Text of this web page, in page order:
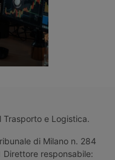
Trasporto e Logistica.
di Milano n. 284
responsabile: